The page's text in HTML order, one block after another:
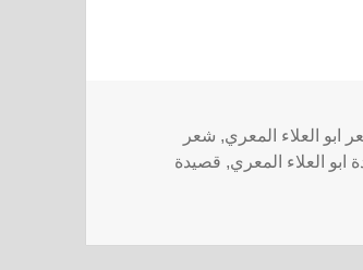
ابو العلاء المعري, شعر
ابو العلاء المعري, قصيدة